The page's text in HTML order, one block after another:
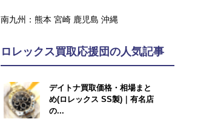
南九州： 熊本 宮崎 鹿児島 沖縄
ロレックス買取応援団の人気記事
デイトナ買取価格・相場まと
め(ロレックス SS製)｜有名店
の...